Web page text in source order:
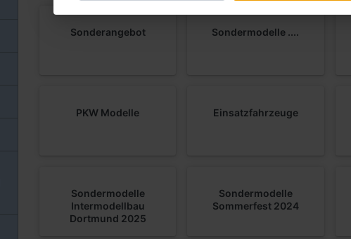
Sonderangebot Sondermodelle ....
PKW Modelle Einsatzfahrzeuge
Sondermodelle
Intermodellbau
Dortmund 2025
Sondermodelle
Sommerfest 2024